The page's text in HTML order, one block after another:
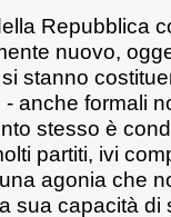
Repubblica
nuovo,
stanno
anche formali
stesso è
partiti, ivi
agonia che
sua capacità